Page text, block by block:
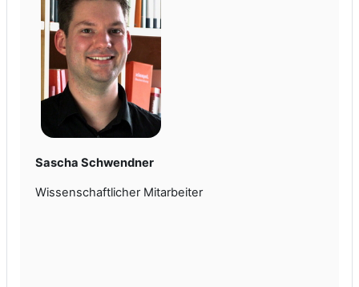
Sascha Schwendner
Wissenschaftlicher Mitarbeiter